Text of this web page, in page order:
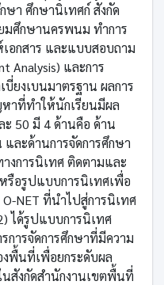
ษา ศึกษานิเทศก์ สังกัด
มศึกษานครพนม ทำการ
เอกสาร และแบบสอบถาม
Analysis) และการ
บี่ยงเบนมาตรฐาน ผลการ
าที่ทำให้นักเรียนมีผล
ะ 50 มี 4 ด้านคือ ด้าน
ละด้านการจัดการศึกษา
างการนิเทศ ติดตามและ
รือรูปแบบการนิเทศเพื่อ
NET ที่นำไปสู่การนิเทศ
ได้รูปแบบการนิเทศ
การจัดการศึกษาที่มีความ
พื้นที่เพื่อยกระดับผล
นสังกัดสำนักงานเขตพื้นที่